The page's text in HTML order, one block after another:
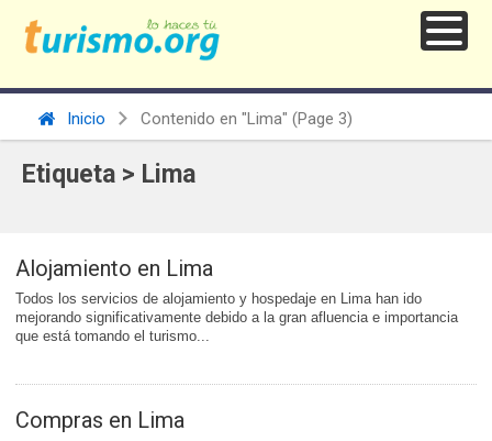
Inicio Contenido en "Lima" (Page 3)
Etiqueta > Lima
Alojamiento en Lima
Todos los servicios de alojamiento y hospedaje en Lima han ido
mejorando significativamente debido a la gran afluencia e importancia
que está tomando el turismo...
Compras en Lima